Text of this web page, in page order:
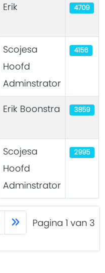
Erik 4709
Scojesa
Hoofd
Adminstrator
4156
Erik Boonstra 3859
Scojesa
Hoofd
Adminstrator
2995
Pagina 1 van 3